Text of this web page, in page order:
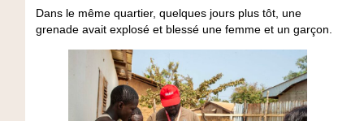
Dans le même quartier, quelques jours plus tôt, une
grenade avait explosé et blessé une femme et un garçon.